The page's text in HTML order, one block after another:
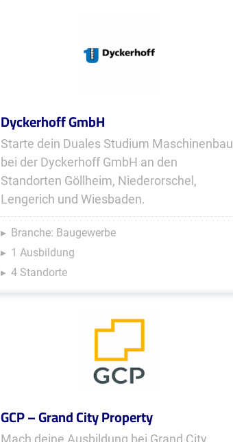
Dyckerhoff GmbH
Starte dein Duales Studium Maschinenbau
bei der Dyckerhoff GmbH an den
Standorten Göllheim, Niederorschel,
Lengerich und Wiesbaden.
Branche: Baugewerbe
1 Ausbildung
4 Standorte
GCP – Grand City Property
Mach deine Ausbildung bei Grand City